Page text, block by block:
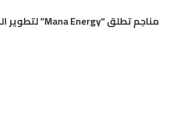
مناجم تطلق “Mana Energy” لتطوير الطاقة